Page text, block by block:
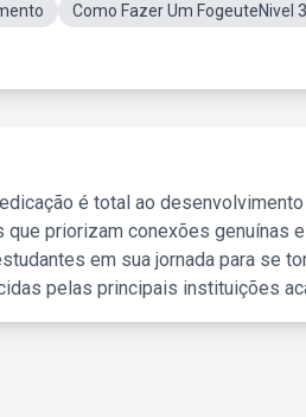
Como Fazer Um FogeuteNivel 3
é total ao
priorizam conexões genuínas
em sua jornada para se
pelas principais instituições